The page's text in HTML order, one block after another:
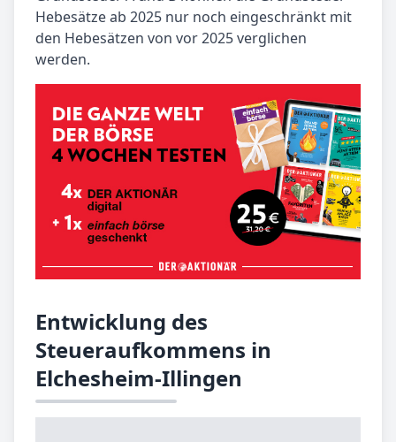
Hebesätze ab 2025 nur noch eingeschränkt mit
den Hebesätzen von vor 2025 verglichen
werden.
Entwicklung des
Steueraufkommens in
Elchesheim-Illingen